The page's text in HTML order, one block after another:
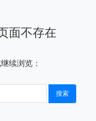
面不存在
续浏览：
搜索